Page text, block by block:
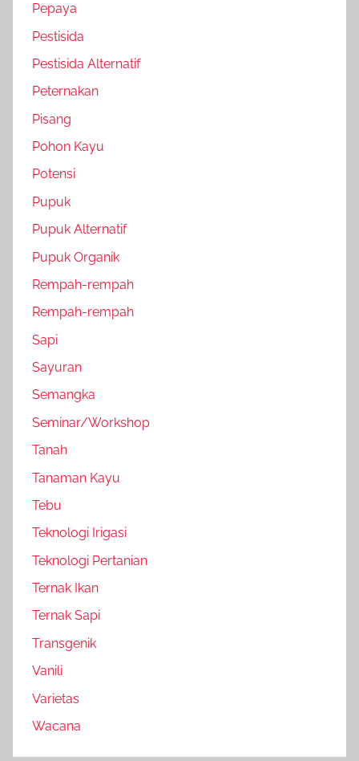
Pepaya
Pestisida
Pestisida Alternatif
Peternakan
Pisang
Pohon Kayu
Potensi
Pupuk
Pupuk Alternatif
Pupuk Organik
Rempah-rempah
Rempah-rempah
Sapi
Sayuran
Semangka
Seminar/Workshop
Tanah
Tanaman Kayu
Tebu
Teknologi Irigasi
Teknologi Pertanian
Ternak Ikan
Ternak Sapi
Transgenik
Vanili
Varietas
Wacana